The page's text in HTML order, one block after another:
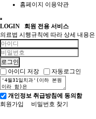
홈페이지 이용약관
LOGIN 회원 전용 서비스
의료법 시행규칙에 따라 상세 내용
아이디 저장 자동로그인
개인정보 취급방침에 동의함
회원가입
비밀번호 찾기